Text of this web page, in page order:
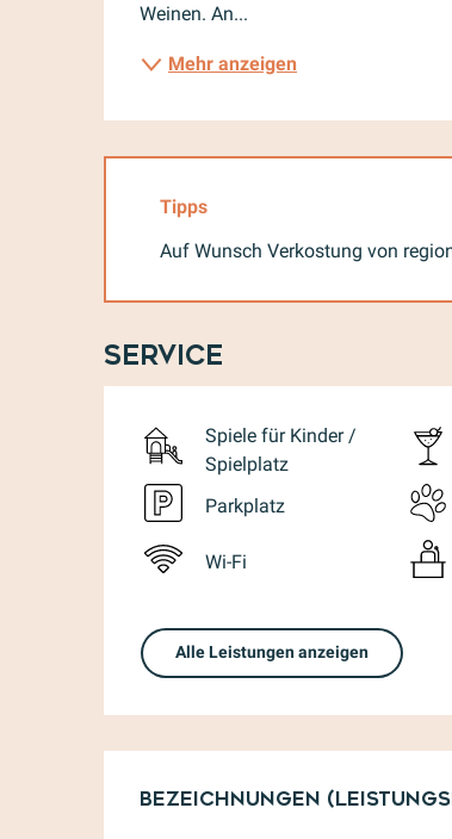
Weinen. An...
Mehr anzeigen
Tipps
Auf Wunsch Verkostung von
Service
Spiele für Kinder /
Spielplatz
Parkplatz
Wi-Fi
Alle Leistungen anzeigen
Bezeichnungen
Bezeichnungen